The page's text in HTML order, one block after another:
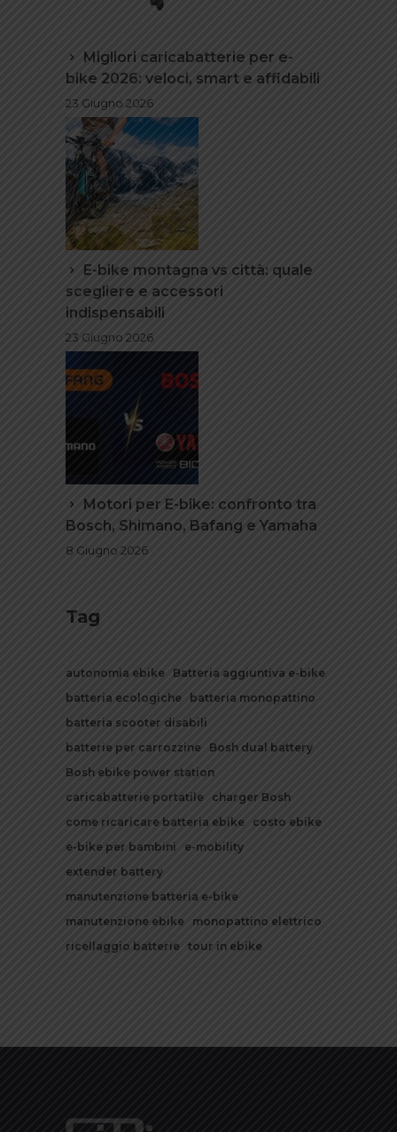
Migliori caricabatterie per e-
bike 2026: veloci, smart e affidabili
23 Giugno 2026
E-bike montagna vs città: quale
scegliere e accessori
indispensabili
23 Giugno 2026
Motori per E-bike: confronto tra
Bosch, Shimano, Bafang e Yamaha
8 Giugno 2026
Tag
autonomia ebike
Batteria aggiuntiva e-bike
batteria ecologiche
batteria monopattino
batteria scooter disabili
batterie per carrozzine
Bosh dual battery
Bosh ebike power station
caricabatterie portatile
charger Bosh
come ricaricare batteria ebike
costo ebike
e-bike per bambini
e-mobility
extender battery
manutenzione batteria e-bike
manutenzione ebike
monopattino elettrico
ricellaggio batterie tour in ebike